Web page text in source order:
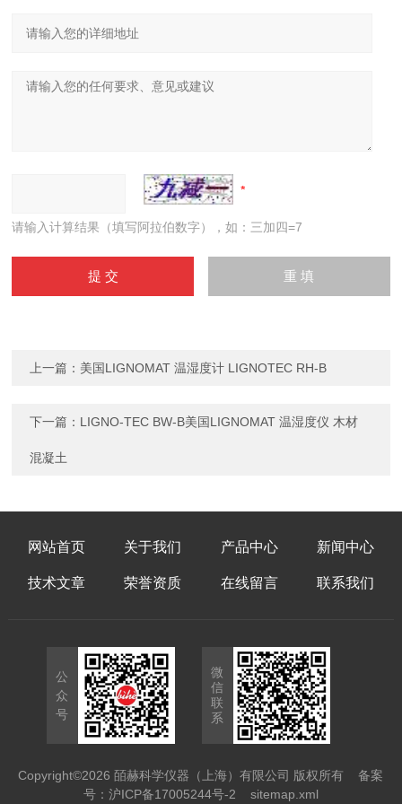
请输入计算结果（填写阿拉伯数字），如：三加四=7
上一篇： 美国LIGNOMAT 温湿度计 LIGNOTEC RH-B
下一篇： LIGNO-TEC BW-B美国LIGNOMAT 温湿度仪 木材
混凝土
网站首页 关于我们 产品中心 新闻中心
技术文章 荣誉资质 在线留言 联系我们
公
众
号
微
信
联
系
Copyright©2026 皕赫科学仪器（上海）有限公司 版权所有备案
号：沪ICP备17005244号-2
sitemap.xml